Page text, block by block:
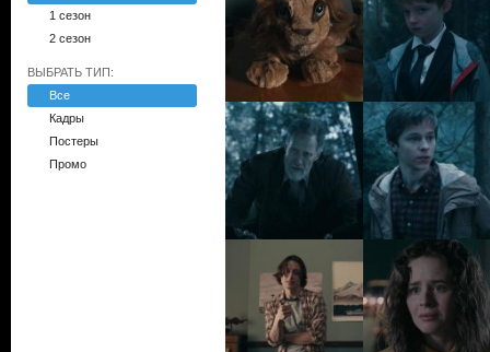
1 сезон
2 сезон
ВЫБРАТЬ ТИП:
Все
Кадры
Постеры
Промо